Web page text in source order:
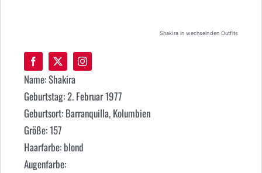
Shakira in wechselnden Outfits
Name: Shakira
Geburtstag: 2. Februar 1977
Geburtsort: Barranquilla, Kolumbien
Größe: 157
Haarfarbe: blond
Augenfarbe: